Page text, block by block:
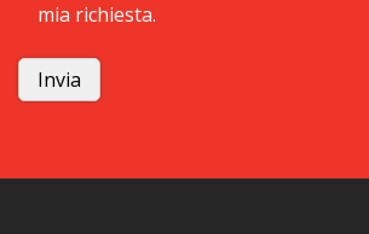
mia richiesta.